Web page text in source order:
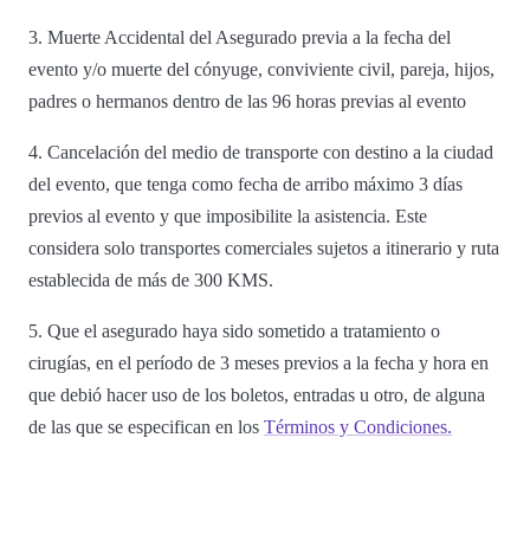
3. Muerte Accidental del Asegurado previa a la fecha del
evento y/o muerte del cónyuge, conviviente civil, pareja, hijos,
padres o hermanos dentro de las 96 horas previas al evento
4. Cancelación del medio de transporte con destino a la ciudad
del evento, que tenga como fecha de arribo máximo 3 días
previos al evento y que imposibilite la asistencia. Este
considera solo transportes comerciales sujetos a itinerario y ruta
establecida de más de 300 KMS.
5. Que el asegurado haya sido sometido a tratamiento o
cirugías, en el período de 3 meses previos a la fecha y hora en
que debió hacer uso de los boletos, entradas u otro, de alguna
de las que se especifican en los Términos y Condiciones.